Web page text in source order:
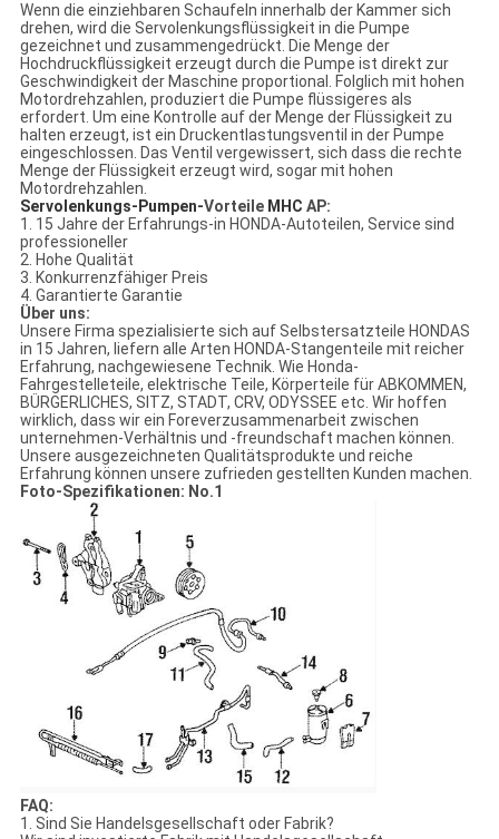
Wenn die einziehbaren Schaufeln innerhalb der Kammer sich
drehen, wird die Servolenkungsflüssigkeit in die Pumpe
gezeichnet und zusammengedrückt. Die Menge der
Hochdruckflüssigkeit erzeugt durch die Pumpe ist direkt zur
Geschwindigkeit der Maschine proportional. Folglich mit hohen
Motordrehzahlen, produziert die Pumpe flüssigeres als
erfordert. Um eine Kontrolle auf der Menge der Flüssigkeit zu
halten erzeugt, ist ein Druckentlastungsventil in der Pumpe
eingeschlossen. Das Ventil vergewissert, sich dass die rechte
Menge der Flüssigkeit erzeugt wird, sogar mit hohen
Motordrehzahlen.
Servolenkungs-Pumpen-Vorteile MHC AP:
1. 15 Jahre der Erfahrungs-in HONDA-Autoteilen, Service sind
professioneller
2. Hohe Qualität
3. Konkurrenzfähiger Preis
4. Garantierte Garantie
Über uns:
Unsere Firma spezialisierte sich auf Selbstersatzteile HONDAS
in 15 Jahren, liefern alle Arten HONDA-Stangenteile mit reicher
Erfahrung, nachgewiesene Technik. Wie Honda-
Fahrgestelleteile, elektrische Teile, Körperteile für ABKOMMEN,
BÜRGERLICHES, SITZ, STADT, CRV, ODYSSEE etc. Wir hoffen
wirklich, dass wir ein Foreverzusammenarbeit zwischen
unternehmen-Verhältnis und -freundschaft machen können.
Unsere ausgezeichneten Qualitätsprodukte und reiche
Erfahrung können unsere zufrieden gestellten Kunden machen.
Foto-Spezifikationen: No.1
FAQ:
1. Sind Sie Handelsgesellschaft oder Fabrik?